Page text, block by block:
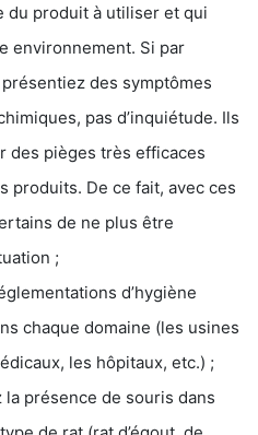
du produit à utiliser et qui
environnement. Si par
des symptômes
pas d’inquiétude. Ils
des pièges très efficaces
produits. De ce fait, avec ces
de ne plus être
;
d’hygiène
chaque domaine (les usines
les hôpitaux, etc.) ;
présence de souris dans